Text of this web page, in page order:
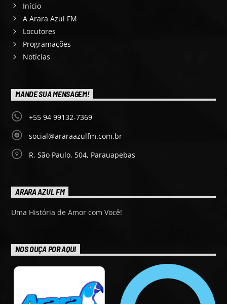
Início
A Arara Azul FM
Locutores
Programações
Notícias
MANDE SUA MENSAGEM!
+55 94 99132-7369
social@araraazulfm.com.br
R. São Paulo, 504, Parauapebas
ARARA AZUL FM
Uma História de Amor com Você!
NOS OUÇA POR AQUI